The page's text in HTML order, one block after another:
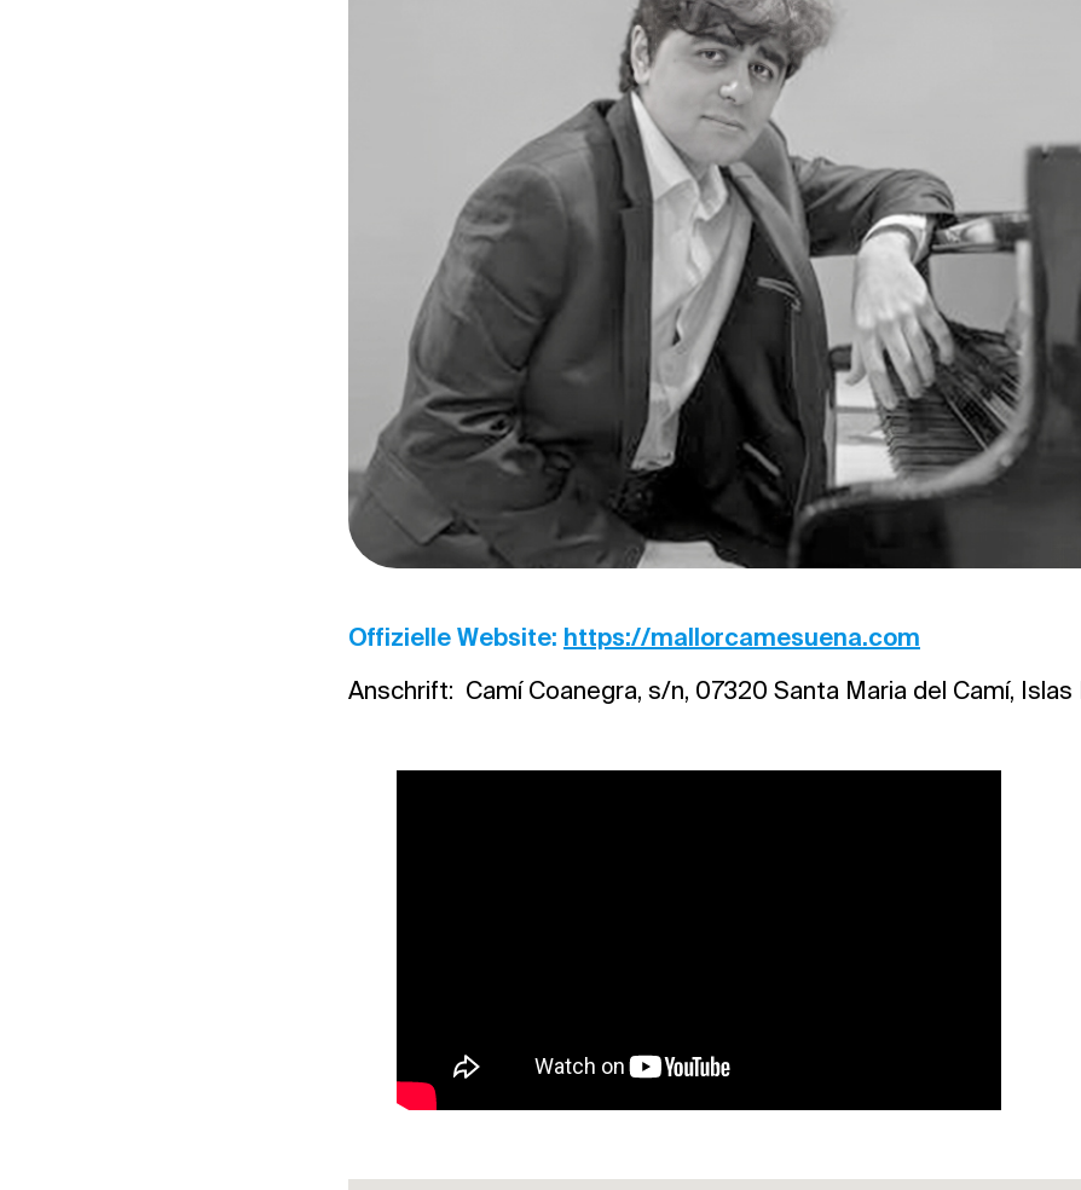
Offizielle Website: https://mallorcamesuena.com
Anschrift: Camí Coanegra, s/n, 07320 Santa Maria del Camí, Islas